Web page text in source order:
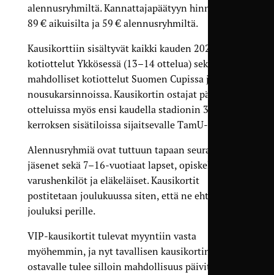
alennus­ryhmiltä. Kannattaja­päätyyn hinnat ovat
89 € aikuisilta ja 59 € alennus­ryhmiltä.
Kausikorttiin sisältyvät kaikki kauden 2026
kotiottelut Ykkösessä (13–14 ottelua) sekä
mahdolliset kotiottelut Suomen Cupissa ja
nousukarsinnoissa. Kausikortin ostajat pääsevät
otteluissa myös ensi kaudella stadionin 3.
kerroksen sisätiloissa sijaitsevalle TamU-klubille.
Alennusryhmiä ovat tuttuun tapaan seuran
jäsenet sekä 7–16-vuotiaat lapset, opiskelijat,
varushenkilöt ja eläkeläiset. Kausikortit
postitetaan joulukuussa siten, että ne ehtivät
jouluksi perille.
VIP-kausikortit tulevat myyntiin vasta
myöhemmin, ja nyt tavallisen kausikortin
ostavalle tulee silloin mahdollisuus päivittää